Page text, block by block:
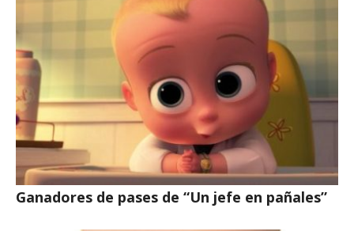
Ganadores de pases de “Un jefe en pañales”